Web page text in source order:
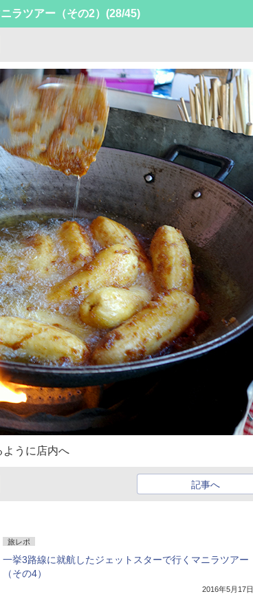
ラツアー（その2） (28/45)
ように店内へ
記事へ
旅レポ
一挙3路線に就航したジェットスターで行くマニラツアー
（その4）
2016年5月17日